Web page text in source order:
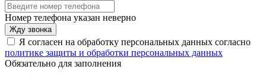
Номер телефона указан неверно
Жду звонка
Я согласен на обработку персональных данных согласно
политике защиты и обработки персональных данных
Обязательно для заполнения